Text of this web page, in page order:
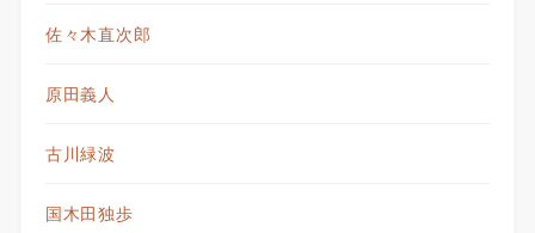
佐々木直次郎
原田義人
古川緑波
国木田独歩